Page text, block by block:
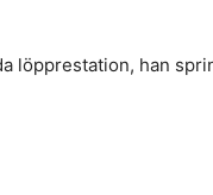
löpprestation, han